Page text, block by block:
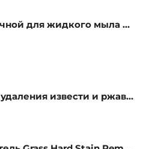
Диспенсер ручной для жидкого мыла Grass IT-0638, черный
Средство для удаления извести и ржавчины Grass Gloss-Gel, 500мл